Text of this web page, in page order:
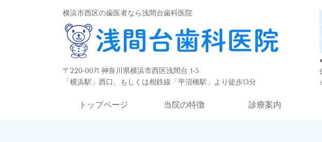
横浜市西区の歯医者なら浅間台歯科医院
〒220-0071 神奈川県横浜市西区浅間台 1-5
「横浜駅」西口、もしくは相鉄線「平沼橋駅」より徒歩13分
トップページ 当院の特徴 診療案内